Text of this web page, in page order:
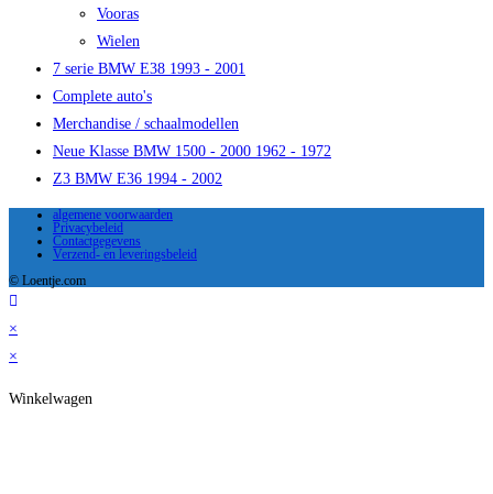
Vooras
Wielen
7 serie BMW E38 1993 - 2001
Complete auto's
Merchandise / schaalmodellen
Neue Klasse BMW 1500 - 2000 1962 - 1972
Z3 BMW E36 1994 - 2002
algemene voorwaarden
Privacybeleid
Contactgegevens
Verzend- en leveringsbeleid
© Loentje.com
×
×
Winkelwagen